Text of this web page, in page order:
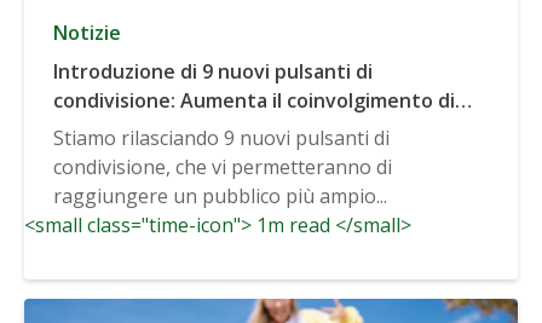
Notizie
Introduzione di 9 nuovi pulsanti di
condivisione: Aumenta il coinvolgimento di
tuo sito web attraverso 45+ canali sociali
popolari
Stiamo rilasciando 9 nuovi pulsanti di
condivisione, che vi permetteranno di
raggiungere un pubblico più ampio...
<small class="time-icon"> 1m read </small>